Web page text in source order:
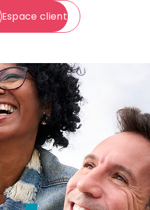
Espace client